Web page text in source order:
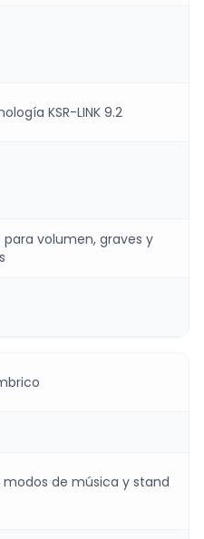
KSR-LINK 9.2
para volumen, graves y
modos de música y stand